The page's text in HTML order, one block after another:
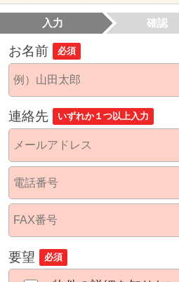
入力 確認
お名前 必須
連絡先 いずれか１つ以上入力
要望 必須